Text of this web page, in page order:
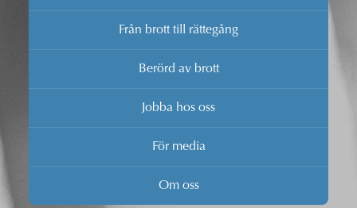
Från brott till rättegång
Berörd av brott
Jobba hos oss
För media
Om oss